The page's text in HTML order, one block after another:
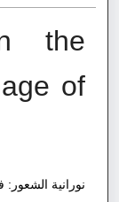
the
of
نورانية